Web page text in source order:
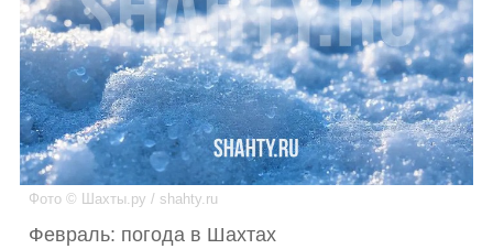
Инфо
Гороскоп
Фото © Шахты.ру / shahty.ru
Февраль: погода в Шахтах